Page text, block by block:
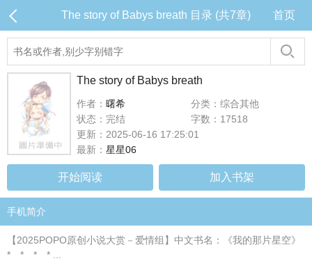
The story of Babys breath 目录 (共7章) 首页
The story of Babys breath
作者： 曙希
分类：综合其他
状态：完结
字数：17518
更新：2025-06-16 17:25:01
最新： 星星06
开始阅读 加入书架
手机简介
【2025POPO原创小说大赏－爱情组】中文书名：《我的那片星空》
* * * * ...